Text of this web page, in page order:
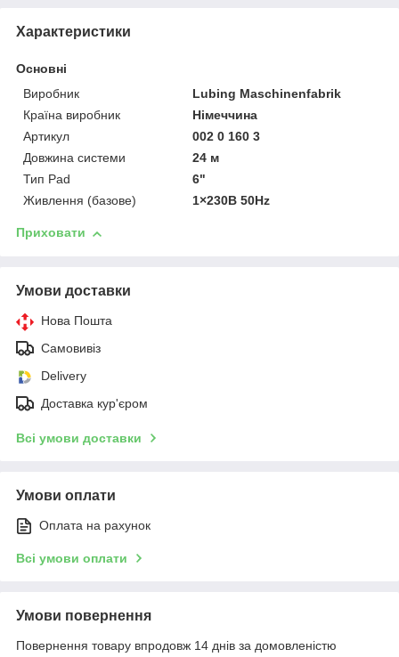
Характеристики
Основні
Виробник
Lubing Maschinenfabrik
Країна виробник
Німеччина
Артикул
002 0 160 3
Довжина системи
24 м
Тип Pad
6"
Живлення (базове)
1×230В 50Hz
Приховати
Умови доставки
Нова Пошта
Самовивіз
Delivery
Доставка кур'єром
Всі умови доставки
Умови оплати
Оплата на рахунок
Всі умови оплати
Умови повернення
Повернення товару впродовж 14 днів за домовленістю